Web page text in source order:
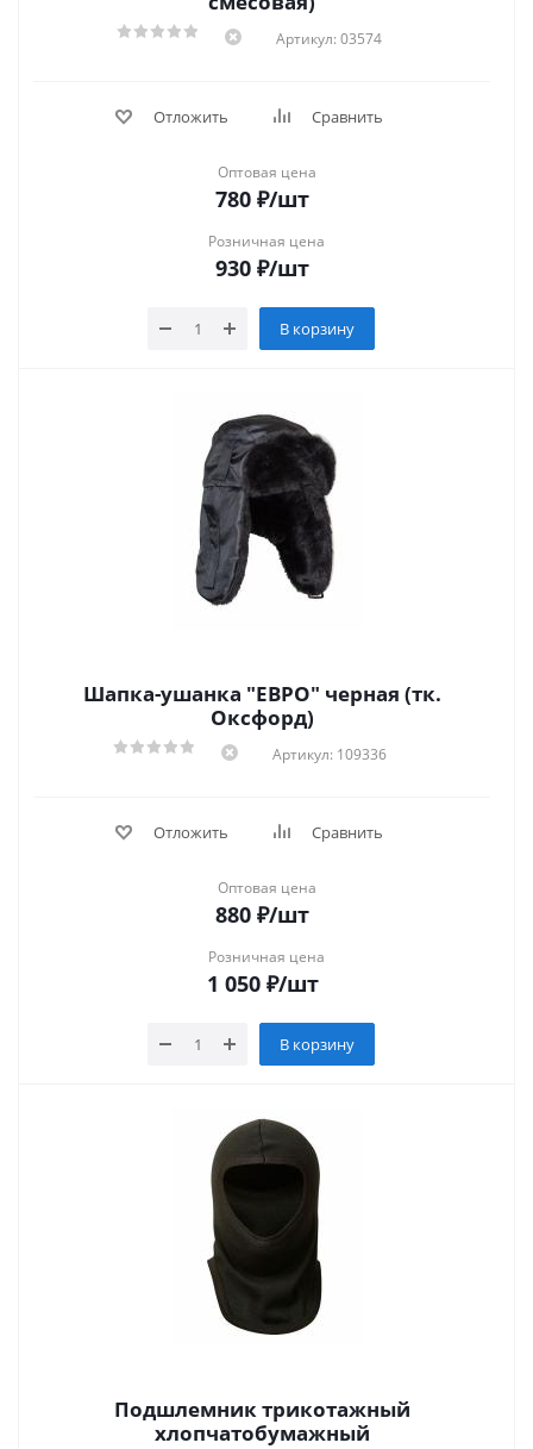
Артикул: 03574
Отложить Сравнить
Оптовая цена
780 ₽/шт
Розничная цена
930 ₽/шт
В корзину
Шапка-ушанка "ЕВРО" черная (тк.
Оксфорд)
Артикул: 109336
Отложить Сравнить
Оптовая цена
880 ₽/шт
Розничная цена
1 050₽/шт
В корзину
Подшлемник трикотажный
хлопчатобумажный